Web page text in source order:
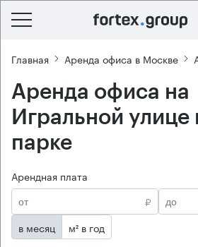
Главная Аренда офиса в Москве
Аренда офиса на
Игральной улице
парке
Арендная плата
₽
в месяц
м² в год